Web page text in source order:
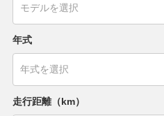
年式
走行距離（km）